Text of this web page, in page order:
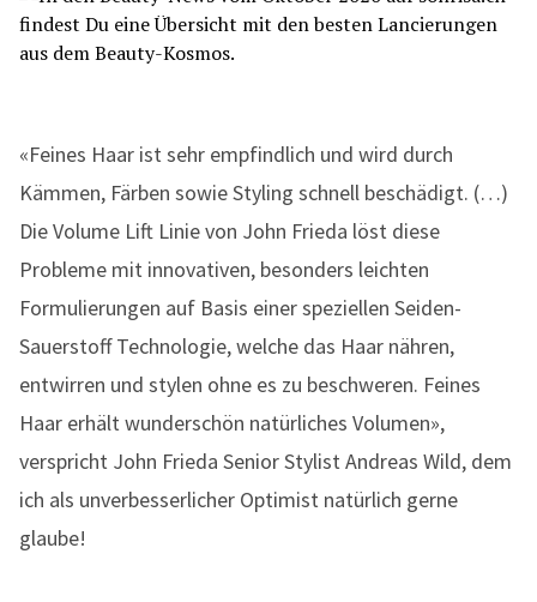
«Feines Haar ist sehr empfindlich und wird durch
Kämmen, Färben sowie Styling schnell beschädigt. (…)
Die Volume Lift Linie von John Frieda löst diese
Probleme mit innovativen, besonders leichten
Formulierungen auf Basis einer speziellen Seiden-
Sauerstoff Technologie, welche das Haar nähren,
entwirren und stylen ohne es zu beschweren. Feines
Haar erhält wunderschön natürliches Volumen»,
verspricht John Frieda Senior Stylist Andreas Wild, dem
ich als unverbesserlicher Optimist natürlich gerne
glaube!